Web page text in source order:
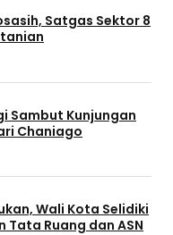
Satgas Sektor 8
Sambut Kunjungan
Chaniago
Wali Kota Selidiki
Ruang dan ASN